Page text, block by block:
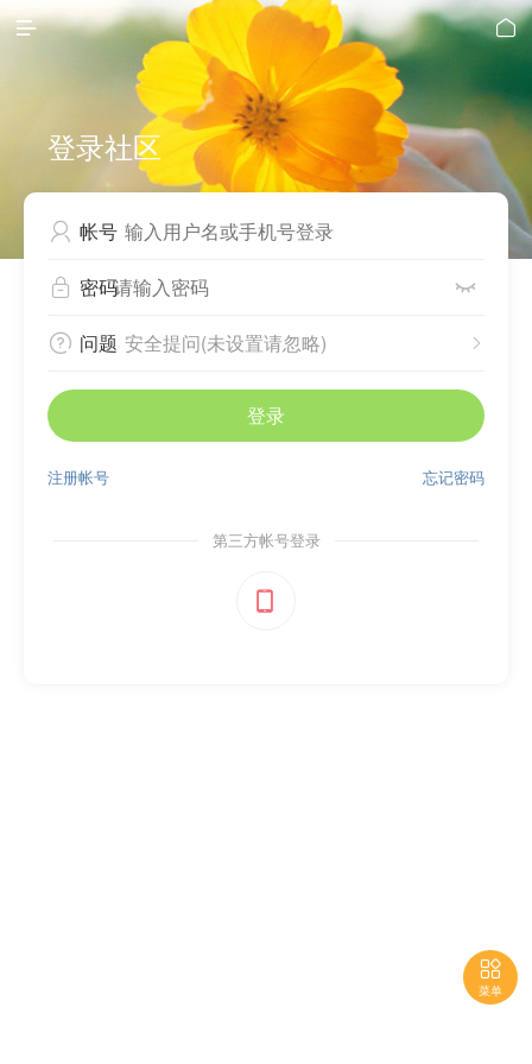
 
登录社区
 帐号
 密码 
 问题 
安全提问(未设置请忽略)
登录
忘记密码
注册帐号
第三方帐号登录


菜单